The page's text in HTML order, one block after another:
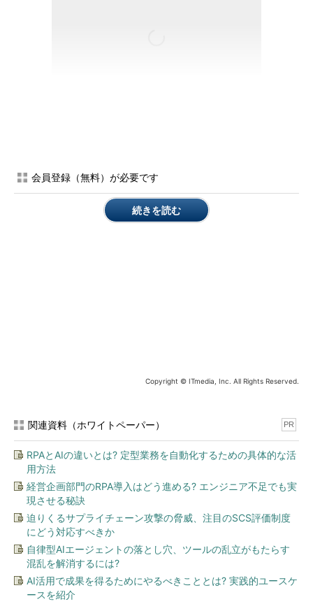
このうちBitcoinの方は、ファンが同通貨を利用して試合のチケ
ットやチームのグッズを購入できるというもので、既に球団が運
激しいBitcoinのリスクを回避できる他、ビットペイには「取引1
上代金に応じて一定の割合（パーセンテージ）を取られるクレジ
なお、ビットペイという決済業者には、ファウンダーズ・ファ
ンド（Founders Fund）―― ペイパル創業者の1人で、フェイス
ブックへの初期投資で大儲けしたピーター・ティール（Peter
Thiel）が立ち上げたベンチャーキャピタル（VC）ファンドで、
豪、リカシン（李嘉誠、LIKA－SHING）のVCファンド、ホライ
会員登録（無料）が必要です
続きを読む
Copyright © ITmedia, Inc. All Rights Reserved.
関連資料（ホワイトペーパー） PR
RPAとAIの違いとは? 定型業務を自動化するための具体的な活
用方法
経営企画部門のRPA導入はどう進める? エンジニア不足でも実
現させる秘訣
迫りくるサプライチェーン攻撃の脅威、注目のSCS評価制度
にどう対応すべきか
自律型AIエージェントの落とし穴、ツールの乱立がもたらす
混乱を解消するには?
AI活用で成果を得るためにやるべきこととは? 実践的ユースケ
ースを紹介